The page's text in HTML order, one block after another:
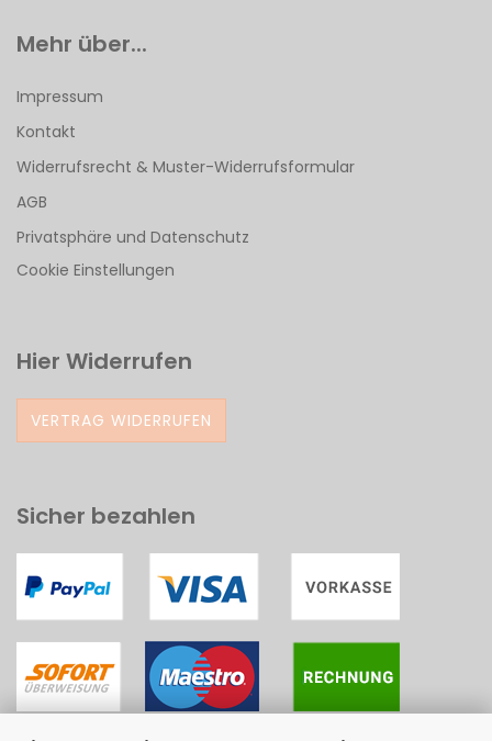
Mehr über...
Impressum
Kontakt
Widerrufsrecht & Muster-Widerrufsformular
AGB
Privatsphäre und Datenschutz
Cookie Einstellungen
Hier Widerrufen
VERTRAG WIDERRUFEN
Sicher bezahlen